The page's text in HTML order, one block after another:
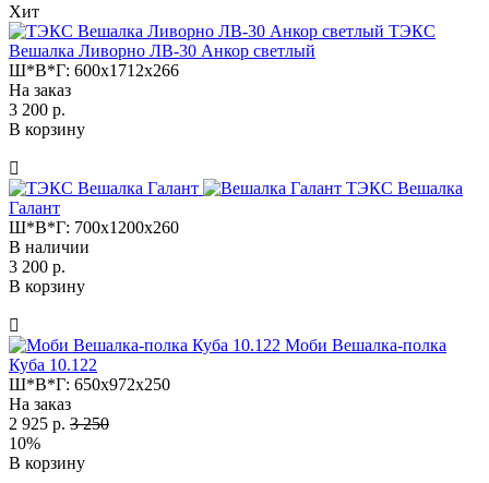
Хит
ТЭКС
Вешалка Ливорно ЛВ-30 Анкор светлый
Ш*В*Г: 600x1712x266
На заказ
3 200 р.
В корзину
ТЭКС Вешалка
Галант
Ш*В*Г: 700x1200x260
В наличии
3 200 р.
В корзину
Моби Вешалка-полка
Куба 10.122
Ш*В*Г: 650x972x250
На заказ
2 925 р. 3 250
10%
В корзину